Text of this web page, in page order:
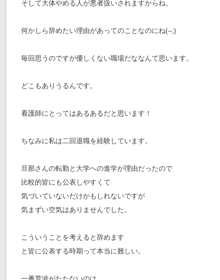
そして大体やめる人が悪者扱いされますからね。
何かしら辞めたい理由があってのことなのにね(–;)
毎回思うのですが優しくない職場だななんて思います。
どこもありうるんです。
看護師にとってはあるあるだと思います！
ちなみに私は二回退職を経験しています。
旦那さんの転勤と大学への進学が理由だったので
比較的皆にも公表しやすくて
気づいていないだけかもしれないですが
気まずい空気はありませんでした。
こういうことを考えると辞めます
と皆に公表する時期って本当に難しい。